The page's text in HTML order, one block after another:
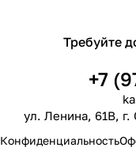
Требуйте
+7
ул. Ленина, 61В,
Конфиденциальность